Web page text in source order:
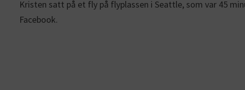
Kristen satt på et fly på flyplassen i Seattle, som var 45
Facebook.